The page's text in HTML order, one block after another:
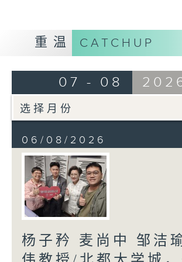
重温 CATCHUP
07 - 08
06/08/2026
杨子矜 麦尚中 邹洁